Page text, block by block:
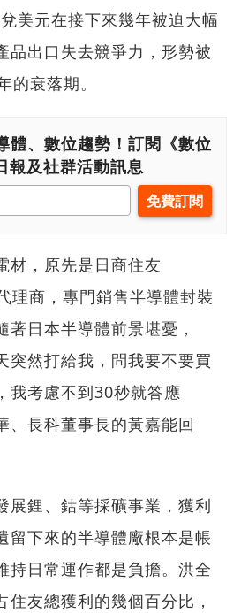
美元在接下來幾年被迫大幅
品出口失去競爭力，形勢被
的衰落期。
體、數位趨勢！訂閱《數位
報及社群活動訊息
材，原先是日商住友
理商，專門銷售半導體封裝
日本半導體前景堪憂，
突然打給我，問我要不要買
我考慮不到30秒就答應
、長科董事長的黃嘉能回
展鋰、鈷等採礦事業，獲利
留下來的半導體廠根本是帳
持日常運作都是負擔。洪全
住友總獲利的幾個百分比，